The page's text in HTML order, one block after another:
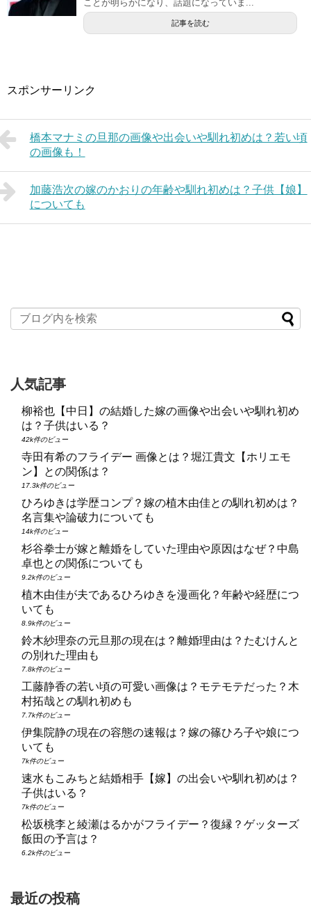
ことが明らかになり、話題になっていま...
記事を読む
スポンサーリンク
橋本マナミの旦那の画像や出会いや馴れ初めは？若い頃
の画像も！
加藤浩次の嫁のかおりの年齢や馴れ初めは？子供【娘】
についても
人気記事
柳裕也【中日】の結婚した嫁の画像や出会いや馴れ初め
は？子供はいる？
42k件のビュー
寺田有希のフライデー 画像とは？堀江貴文【ホリエモ
ン】との関係は？
17.3k件のビュー
ひろゆきは学歴コンプ？嫁の植木由佳との馴れ初めは？
名言集や論破力についても
14k件のビュー
杉谷拳士が嫁と離婚をしていた理由や原因はなぜ？中島
卓也との関係についても
9.2k件のビュー
植木由佳が夫であるひろゆきを漫画化？年齢や経歴につ
いても
8.9k件のビュー
鈴木紗理奈の元旦那の現在は？離婚理由は？たむけんと
の別れた理由も
7.8k件のビュー
工藤静香の若い頃の可愛い画像は？モテモテだった？木
村拓哉との馴れ初めも
7.7k件のビュー
伊集院静の現在の容態の速報は？嫁の篠ひろ子や娘につ
いても
7k件のビュー
速水もこみちと結婚相手【嫁】の出会いや馴れ初めは？
子供はいる？
7k件のビュー
松坂桃李と綾瀬はるかがフライデー？復縁？ゲッターズ
飯田の予言は？
6.2k件のビュー
最近の投稿